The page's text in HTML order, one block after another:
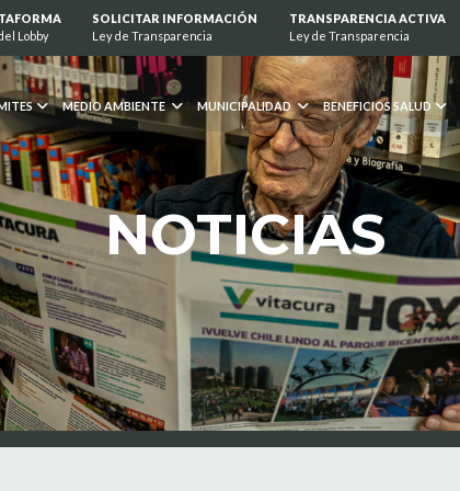
Lobby
SOLICITAR INFORMACIÓN
Ley de Transparencia
TRANSPARENCIA ACTIVA
Ley de Transparencia
MEDIO AMBIENTE MUNICIPALIDAD BENEFICIOS SALUD
NOTICIAS